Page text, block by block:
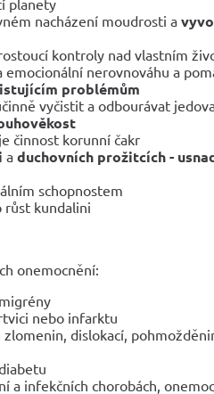
nacházení moudrosti a
kontroly nad vlastním
emocionální nerovnováhu a
problémům
vyčistit a odbourávat
činnost korunní čakr
a duchovních prožitcích -
schopnostem
růst kundalini
onemocnění:
nebo infarktu
zlomenin, dislokací,
a infekčních chorobách,